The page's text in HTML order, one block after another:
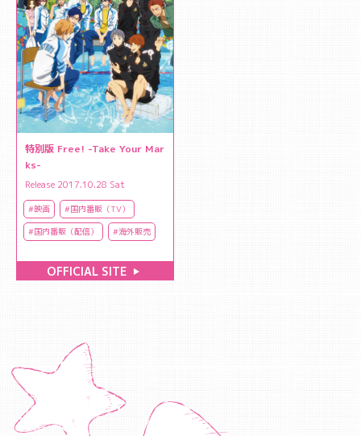
特別版 Free! -Take Your Mar
ks-
Release 2017.10.28 Sat
#映画
#国内番販（TV）
#国内番販（配信）
#海外販売
OFFICIAL SITE